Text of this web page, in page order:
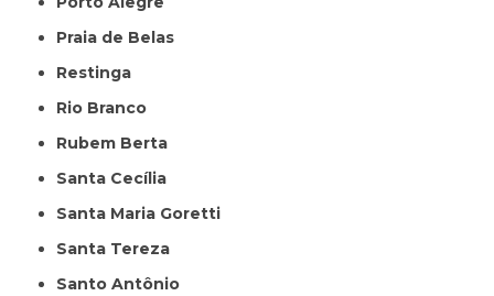
Praia de Belas
Restinga
Rio Branco
Rubem Berta
Santa Cecília
Santa Maria Goretti
Santa Tereza
Santo Antônio